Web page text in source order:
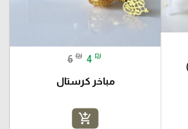
6 ₪ 4 ₪
مباخر كرستال
add_shopping_cart